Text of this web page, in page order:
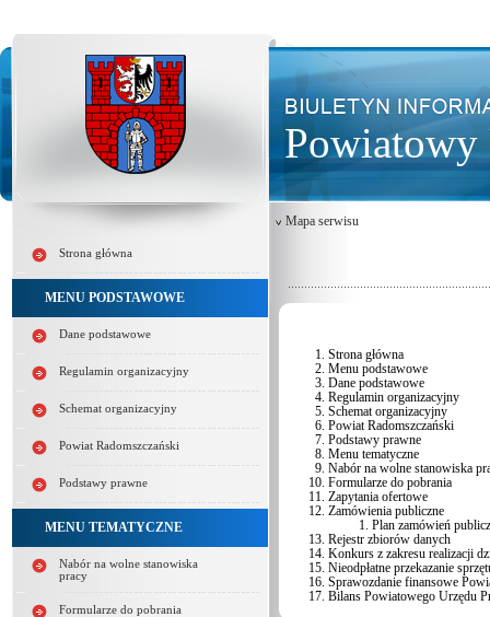
Powiatowy
Strona główna
MENU PODSTAWOWE
Dane podstawowe
Regulamin organizacyjny
Schemat organizacyjny
Powiat Radomszczański
Podstawy prawne
MENU TEMATYCZNE
Nabór na wolne stanowiska
pracy
Formularze do pobrania
Mapa serwisu
Strona główna
Menu podstawowe
Dane podstawowe
Regulamin organizacyjny
Schemat organizacyjny
Powiat Radomszczański
Podstawy prawne
Menu tematyczne
Nabór na wolne stanowiska
Formularze do pobrania
Zapytania ofertowe
Zamówienia publiczne
Plan zamówień
Rejestr zbiorów danych
Konkurs z zakresu realizacji
Nieodpłatne przekazanie
Sprawozdanie finansowe
Bilans Powiatowego Urzędu